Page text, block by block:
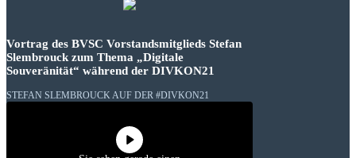
Vortrag des BVSC Vorstandsmitglieds Stefan
Slembrouck zum Thema „Digitale
Souveränität“ während der DIVKON21
STEFAN SLEMBROUCK AUF DER #DIVKON21